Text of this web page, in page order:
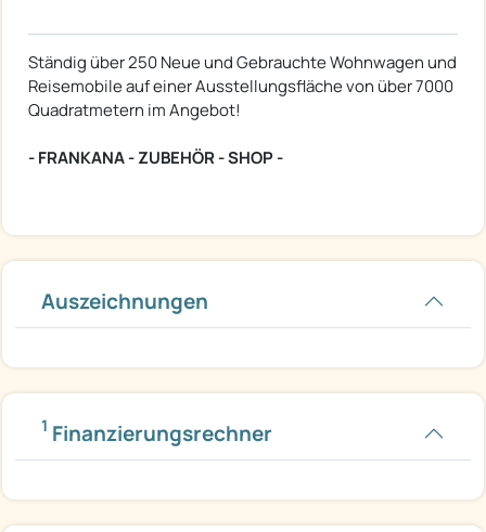
Ständig über 250 Neue und Gebrauchte Wohnwagen und
Reisemobile auf einer Ausstellungsfläche von über 7000
Quadratmetern im Angebot!
- FRANKANA - ZUBEHÖR - SHOP -
Auszeichnungen
1 Finanzierungsrechner